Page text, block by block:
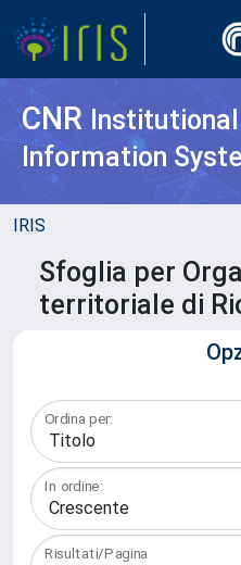
CNR
Information
IRIS
Sfoglia per
territoriale di
Ordina per:
In ordine:
Risultati/Pagina